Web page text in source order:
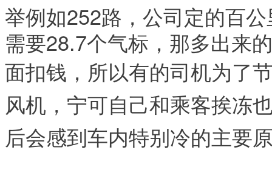
举例如252路，公司定的百
需要28.7个气标，那多出来
面扣钱，所以有的司机为了
风机，宁可自己和乘客挨冻
后会感到车内特别冷的主要